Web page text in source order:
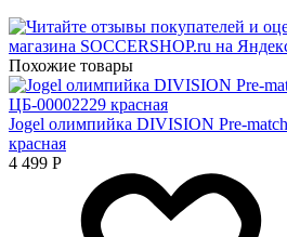
Похожие товары
Jogel олимпийка DIVISION Pre-
красная
4 499 Р